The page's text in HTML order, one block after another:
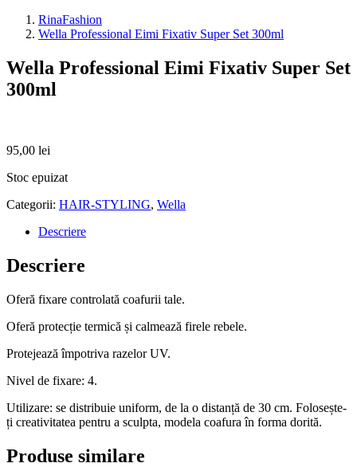
RinaFashion
Wella Professional Eimi Fixativ Super Set 300ml
Wella Professional Eimi Fixativ Super Set
300ml
95,00 lei
Stoc epuizat
Categorii: HAIR-STYLING, Wella
Descriere
Descriere
Oferă fixare controlată coafurii tale.
Oferă protecție termică și calmează firele rebele.
Protejează împotriva razelor UV.
Nivel de fixare: 4.
Utilizare: se distribuie uniform, de la o distanță de 30 cm. Folosește-
ți creativitatea pentru a sculpta, modela coafura în forma dorită.
Produse similare